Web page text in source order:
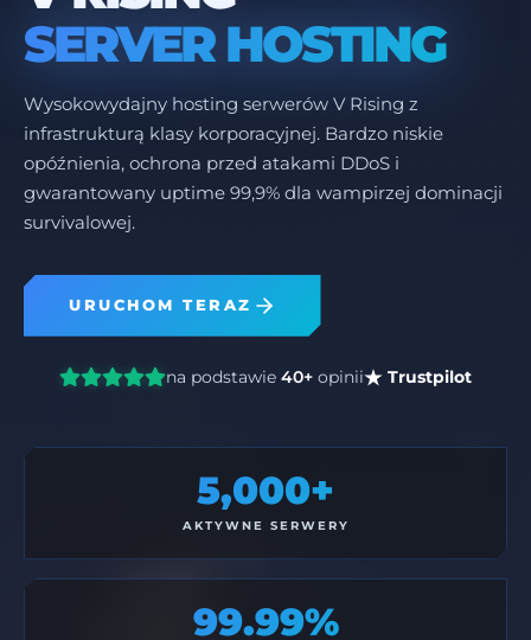
SERVER HOSTING
Wysokowydajny hosting serwerów V Rising z
infrastrukturą klasy korporacyjnej. Bardzo niskie
opóźnienia, ochrona przed atakami DDoS i
gwarantowany uptime 99,9% dla wampirzej dominacji
survivalowej.
URUCHOM TERAZ
na podstawie 40+ opinii Trustpilot
5,000+
AKTYWNE SERWERY
99.99%